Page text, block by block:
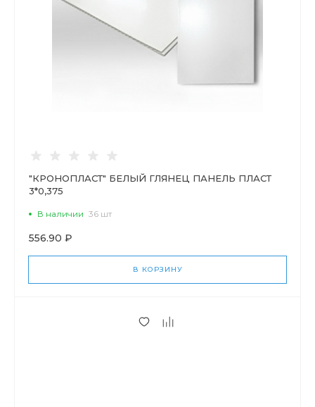
"КРОНОПЛАСТ" БЕЛЫЙ ГЛЯНЕЦ ПАНЕЛЬ ПЛАСТ
3*0,375
В наличии 36 шт
556.90 ₽
В КОРЗИНУ